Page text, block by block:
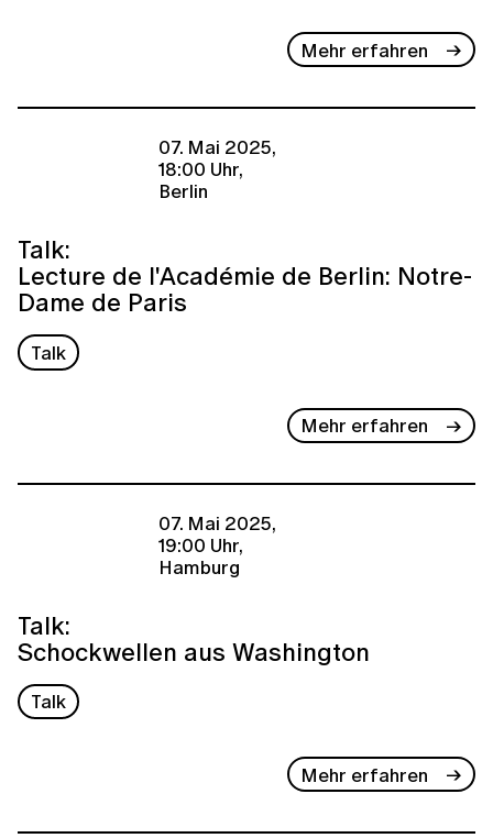
Mehr erfahren
07. Mai 2025,
18:00 Uhr,
Berlin
Talk:
Lecture de l'Académie de Berlin: Notre-
Dame de Paris
Talk
Mehr erfahren
07. Mai 2025,
19:00 Uhr,
Hamburg
Talk:
Schockwellen aus Washington
Talk
Mehr erfahren